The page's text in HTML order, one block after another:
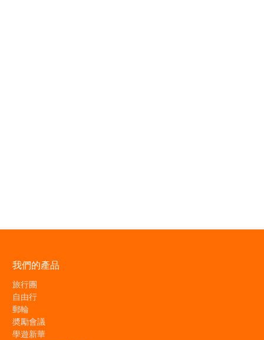
我們的產品
旅行團
自由行
郵輪
奬勵會議
學遊新華